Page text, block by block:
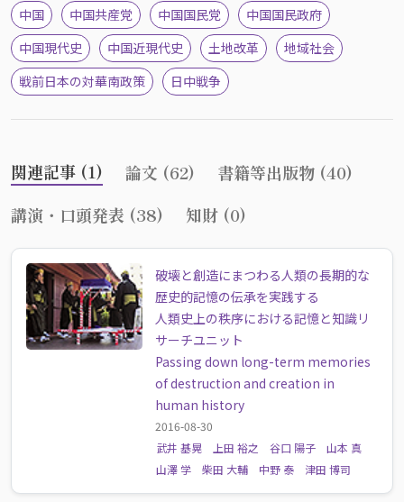
中国 中国共産党 中国国民党
中国国民政府
中国現代史
中国近現代史 土地改革
地域社会
戦前日本の対華南政策
日中戦争
関連記事 (1) 論文 (62)
書籍等出版物 (40)
講演・口頭発表 (38)
知財 (0)
破壊と創造にまつわる人類の長期的な
歴史的記憶の伝承を実践する
人類史上の秩序における記憶と知識リ
サーチユニット
Passing down long-term memories
of destruction and creation in
human history
2016-08-30
武井 基晃
上田 裕之 谷口 陽子
山本 真
山澤 学
柴田 大輔 中野 泰 津田 博司